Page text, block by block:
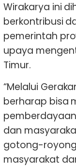
Wirakarya ini
berkontribusi
pemerintah
upaya
Timur.
“Melalui
berharap bisa
dan
gotong-
masyarakat